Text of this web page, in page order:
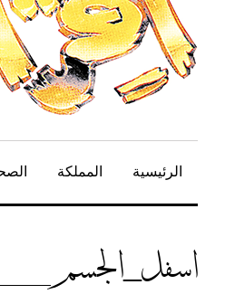
الرئيسية المملكة
الوسم:
اسفل_الجسم